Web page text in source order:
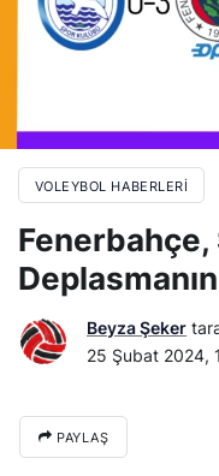
VOLEYBOL HABERLERI
Fenerbahçe,
Beyza Şeker
25 Şubat 2024,
PAYLAŞ